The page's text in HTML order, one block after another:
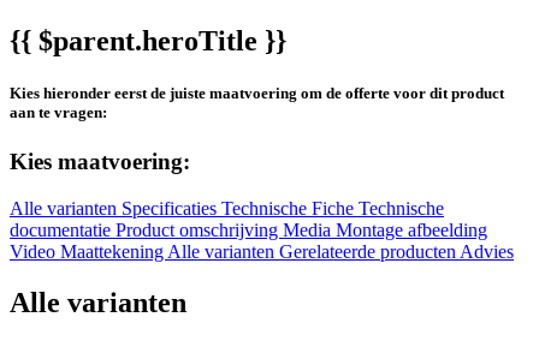
{{ $parent.heroTitle }}
Kies hieronder eerst de juiste maatvoering om de offerte voor dit product
aan te vragen:
Kies maatvoering:
Alle varianten Specificaties Technische Fiche Technische
documentatie Product omschrijving Media Montage afbeelding
Video Maattekening Alle varianten Gerelateerde producten Advies
Alle varianten